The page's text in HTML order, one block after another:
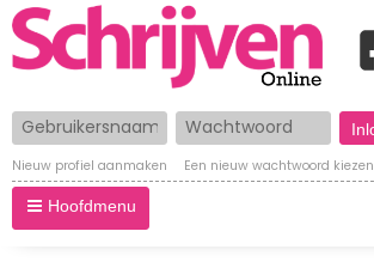
Gebruikersnaam Wachtwoord
Nieuw profiel aanmaken Een nieuw wachtwoord kiezen
Hoofdmenu